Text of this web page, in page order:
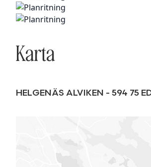
Karta
HELGENÄS ALVIKEN - 594 75